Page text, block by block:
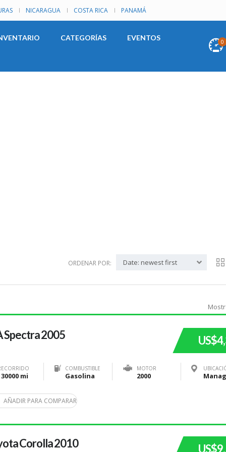
NICARAGUA COSTA RICA PANAMÁ
0
CATEGORÍAS EVENTOS
ORDENAR POR: Date: newest first
Spectra 2005
mi
COMBUSTIBLE
Gasolina
MOTOR
2000
AÑADIR PARA COMPARAR
Corolla 2010